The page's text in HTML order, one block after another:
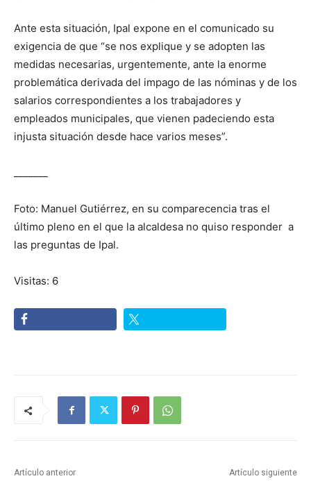
Ante esta situación, Ipal expone en el comunicado su
exigencia de que “se nos explique y se adopten las
medidas necesarias, urgentemente, ante la enorme
problemática derivada del impago de las nóminas y de los
salarios correspondientes a los trabajadores y
empleados municipales, que vienen padeciendo esta
injusta situación desde hace varios meses”.
Foto: Manuel Gutiérrez, en su comparecencia tras el
último pleno en el que la alcaldesa no quiso responder a
las preguntas de Ipal.
Visitas: 6
Artículo anterior Artículo siguiente